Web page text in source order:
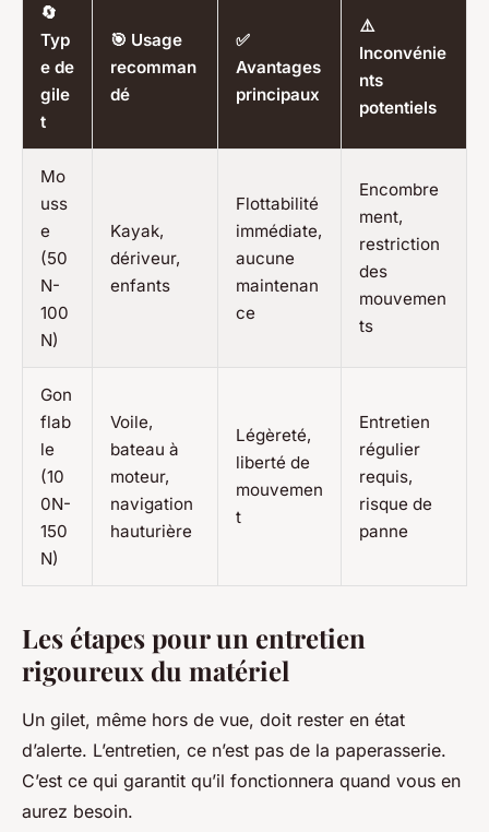
🔄
Typ
e de
gile
t
🎯 Usage
recomman
dé
✅
Avantages
principaux
⚠️
Inconvénie
nts
potentiels
Mo
uss
e
(50
N-
100
N)
Kayak,
dériveur,
enfants
Flottabilité
immédiate,
aucune
maintenan
ce
Encombre
ment,
restriction
des
mouvemen
ts
Gon
flab
le
(10
0N-
150
N)
Voile,
bateau à
moteur,
navigation
hauturière
Légèreté,
liberté de
mouvemen
t
Entretien
régulier
requis,
risque de
panne
Les étapes pour un entretien
rigoureux du matériel
Un gilet, même hors de vue, doit rester en état
d’alerte. L’entretien, ce n’est pas de la paperasserie.
C’est ce qui garantit qu’il fonctionnera quand vous en
aurez besoin.